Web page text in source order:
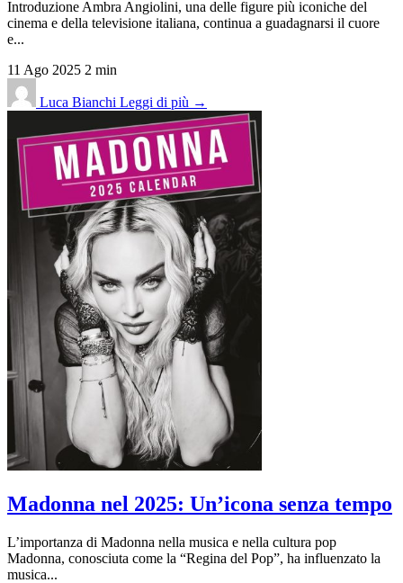
Introduzione Ambra Angiolini, una delle figure più iconiche del
cinema e della televisione italiana, continua a guadagnarsi il cuore
e...
11 Ago 2025 2 min
Luca Bianchi Leggi di più →
Madonna nel 2025: Un’icona senza tempo
L’importanza di Madonna nella musica e nella cultura pop
Madonna, conosciuta come la “Regina del Pop”, ha influenzato la
musica...